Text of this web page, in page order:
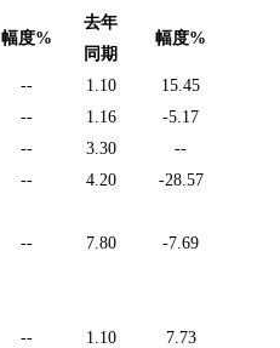
幅度%
去年
同期
幅度%
-- 1.10
15.45
-- 1.16
-5.17
-- 3.30
--
-- 4.20
-28.57
-- 7.80
-7.69
-- 1.10
7.73